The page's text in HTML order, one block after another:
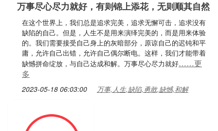
万事尽心尽力就好，有则锦上添花，无则顺其自然
在这个世界上，我们总是追求完美，追求无懈可击，追求没有
缺陷的自己。但是，人生不是用来演绎完美的，而是用来体验
的。我们需要接受自己身上的灰暗部分，原谅自己的迟钝和平
庸，允许自己出错，允许自己偶尔断电。这样，我们才能带着
缺憾拼命绽放，与自己达成和解。万事尽心尽力就好……更
多
2023-05-18 06:03:00 万事,人生,缺陷,勇敢,缺憾,和解